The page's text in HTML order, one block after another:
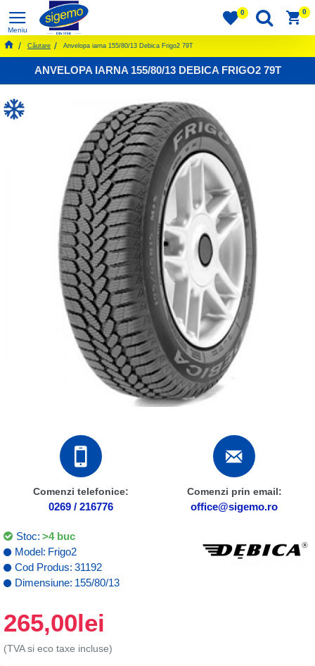
0 0
Căutare Anvelopa iarna 155/80/13 Debica Frigo2 79T
ANVELOPA IARNA 155/80/13 DEBICA FRIGO2 79T
Comenzi telefonice:
0269 / 216776
Comenzi prin email:
office@sigemo.ro
265,00lei
(TVA si eco taxe incluse)
Stoc: >4 buc
Model: Frigo2
Cod Produs: 31192
Dimensiune: 155/80/13